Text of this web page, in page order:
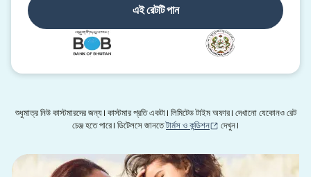
এই রেটটি পান
শুধুমাত্র নিউ কাস্টমারদের জন্য। কাস্টমার প্রতি একটা। লিমিটেড টাইম অফার। দেখানো যেকোনও রেট
চেঞ্জ হতে পারে। ডিটেলসে জানতেটার্মস ও কন্ডিশন (নতুন উইন্ডোতে খুলবে)
দেখুন।